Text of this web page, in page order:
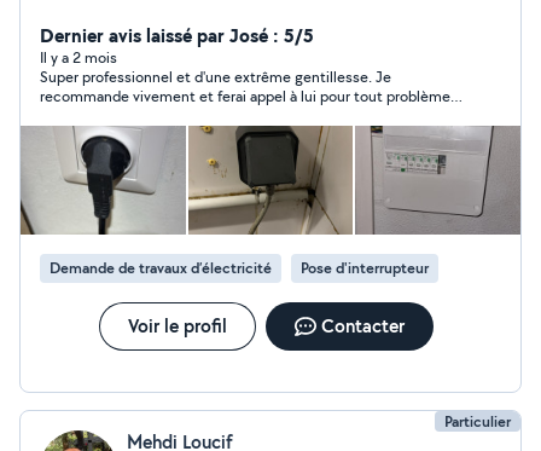
Vérifications de base Travail propre, rapide et sérieux Je
me déplace sur Lyon et les environs Contact direct via
AlloVoisins ou WhatsApp
Dernier avis laissé par José : 5/5
Il y a 2 mois
Super professionnel et d'une extrême gentillesse. Je
recommande vivement et ferai appel à lui pour tout problème
Demande de travaux d’électricité Pose d'interrupteur
Voir le profil Contacter
Particulier
Mehdi Loucif